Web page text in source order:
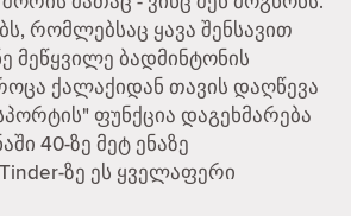
რომლებსაც ყავა შენსავით
მეწყვილე ბადმინტონის
ქალაქიდან თავის დაღწევა
ფუნქცია დაგეხმარება
40-ზე მეტ ენაზე
ზე ეს ყველაფერი